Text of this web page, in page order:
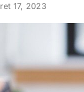
17, 2023